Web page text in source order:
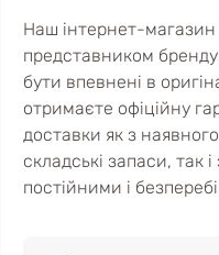
Наш інтернет-
представником
бути впевнені в
отримаєте офіційну
доставки як з
складські запаси, так
постійними і